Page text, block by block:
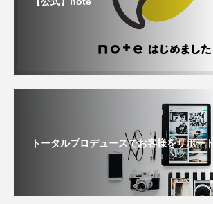
トータルプロデュースでお客様をサポート